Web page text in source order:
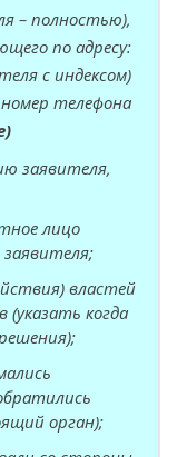
– полностью),
по адресу:
с индексом)
номер телефона
заявителя,
лицо
властей
когда
орган);